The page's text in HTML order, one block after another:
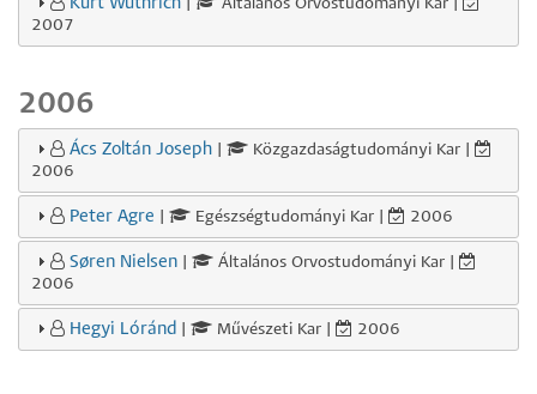
Kurt Wüthrich
Általános Orvostudományi Kar |
2007
2006
Ács Zoltán Joseph
Közgazdaságtudományi Kar |
2006
Peter Agre Egészségtudományi Kar | 2006
Søren Nielsen
Általános Orvostudományi Kar |
2006
Hegyi Lóránd Művészeti Kar | 2006